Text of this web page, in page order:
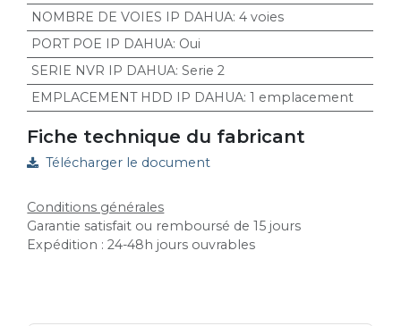
NOMBRE DE VOIES IP DAHUA: 4 voies
PORT POE IP DAHUA: Oui
SERIE NVR IP DAHUA: Serie 2
EMPLACEMENT HDD IP DAHUA: 1 emplacement
Fiche technique du fabricant
Télécharger le document
Conditions générales
Garantie satisfait ou remboursé de 15 jours
Expédition : 24-48h jours ouvrables